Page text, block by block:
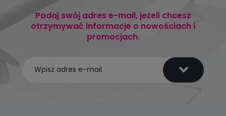
Podaj swój adres e-mail, jeżeli chcesz
otrzymywać informacje o nowościach i
promocjach.